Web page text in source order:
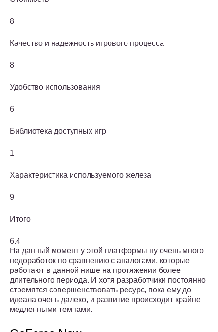
8
Качество и надежность игрового процесса
8
Удобство использования
6
Библиотека доступных игр
1
Характеристика используемого железа
9
Итого
6.4
На данный момент у этой платформы ну очень много
недоработок по сравнению с аналогами, которые
работают в данной нише на протяжении более
длительного периода. И хотя разработчики постоянно
стремятся совершенствовать ресурс, пока ему до
идеала очень далеко, и развитие происходит крайне
медленными темпами.